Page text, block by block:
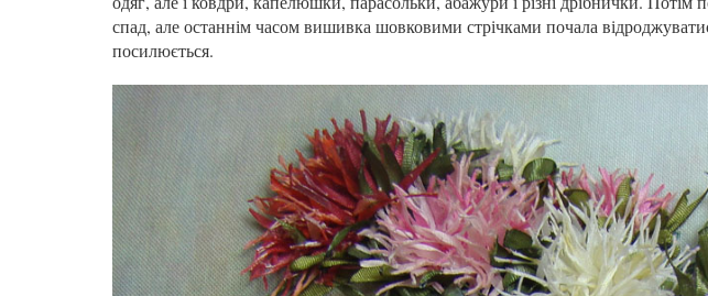
спад, але останнім часом вишивка шовковими стрічками почала
посилюється.